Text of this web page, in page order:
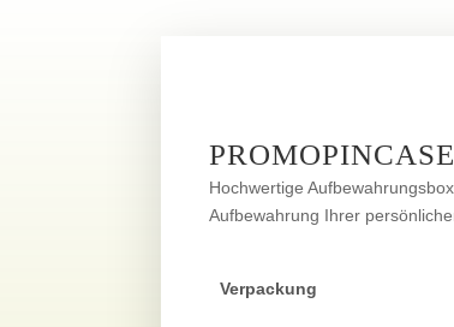
Hochwertige
Aufbewahrung Ihrer
Verpackung